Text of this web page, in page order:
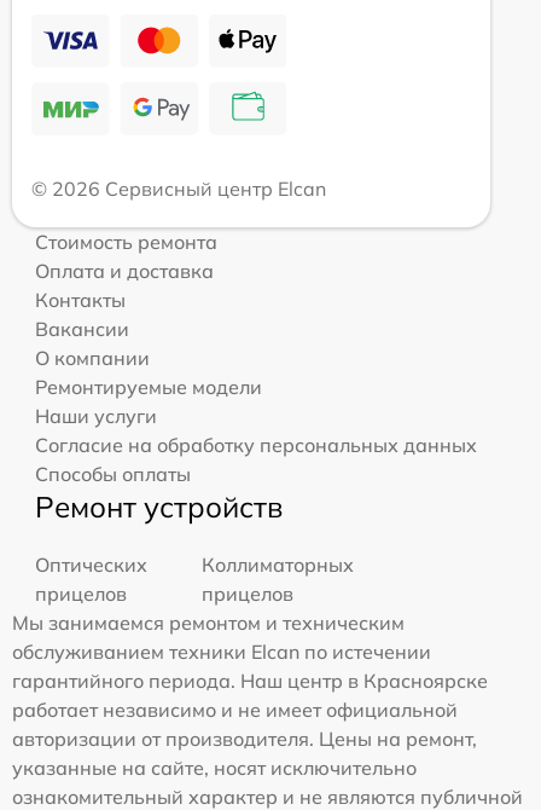
© 2026 Сервисный центр Elcan
Стоимость ремонта
Оплата и доставка
Контакты
Вакансии
О компании
Ремонтируемые модели
Наши услуги
Согласие на обработку персональных данных
Способы оплаты
Ремонт устройств
Оптических
прицелов
Коллиматорных
прицелов
Мы занимаемся ремонтом и техническим
обслуживанием техники Elcan по истечении
гарантийного периода. Наш центр в Красноярске
работает независимо и не имеет официальной
авторизации от производителя. Цены на ремонт,
указанные на сайте, носят исключительно
ознакомительный характер и не являются публичной